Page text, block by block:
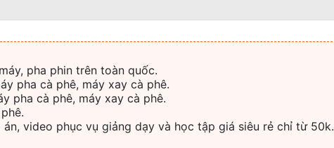
pha phin trên toàn quốc.
pha cà phê, máy xay cà phê.
pha cà phê, máy xay cà phê.
video phục vụ giảng dạy và học tập giá siêu rẻ chỉ từ 50k.